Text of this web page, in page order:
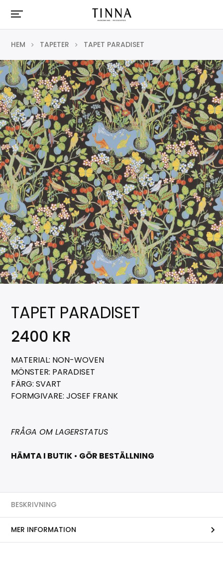
HEM TAPETER TAPET PARADISET
TAPET PARADISET
2400 KR
MATERIAL: NON-WOVEN
MÖNSTER: PARADISET
FÄRG: SVART
FORMGIVARE: JOSEF FRANK
FRÅGA OM LAGERSTATUS
HÄMTA I BUTIK • GÖR BESTÄLLNING
BESKRIVNING
MER INFORMATION